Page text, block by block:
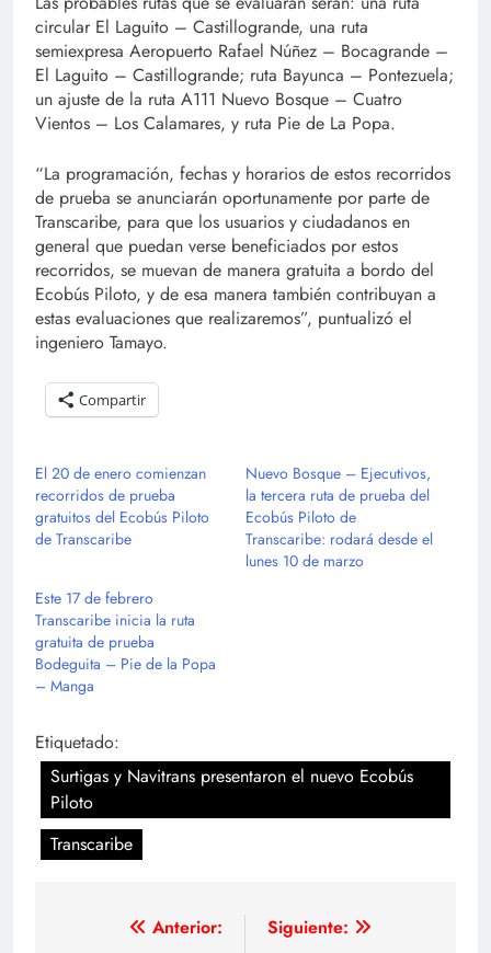
circular El Laguito – Castillogrande, una ruta
semiexpresa Aeropuerto Rafael Núñez – Bocagrande –
El Laguito – Castillogrande; ruta Bayunca – Pontezuela;
un ajuste de la ruta A111 Nuevo Bosque – Cuatro
Vientos – Los Calamares, y ruta Pie de La Popa.
“La programación, fechas y horarios de estos recorridos
de prueba se anunciarán oportunamente por parte de
Transcaribe, para que los usuarios y ciudadanos en
general que puedan verse beneficiados por estos
recorridos, se muevan de manera gratuita a bordo del
Ecobús Piloto, y de esa manera también contribuyan a
estas evaluaciones que realizaremos”, puntualizó el
ingeniero Tamayo.
Compartir
El 20 de enero comienzan
recorridos de prueba
gratuitos del Ecobús Piloto
de Transcaribe
Nuevo Bosque – Ejecutivos,
la tercera ruta de prueba del
Ecobús Piloto de
Transcaribe: rodará desde el
lunes 10 de marzo
Este 17 de febrero
Transcaribe inicia la ruta
gratuita de prueba
Bodeguita – Pie de la Popa
– Manga
Etiquetado:
Surtigas y Navitrans presentaron el nuevo Ecobús
Piloto
Transcaribe
Navegación
Anterior:
Siguiente: